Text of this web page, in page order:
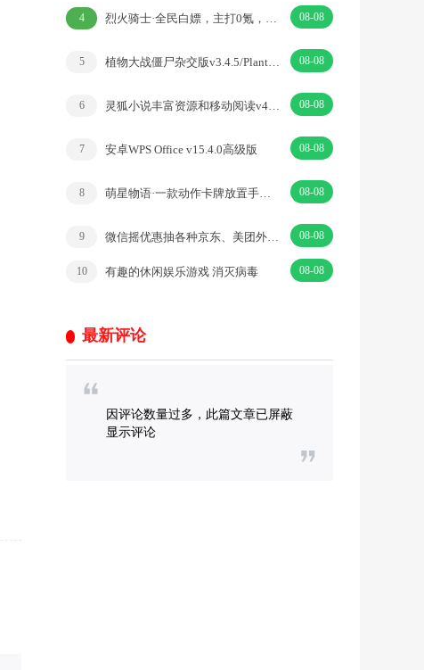
4 烈火骑士·全民白嫖，主打0氪，装备保值·|仙侠·挂机·RPG 08-08
5 植物大战僵尸杂交版v3.4.5/Plants vsZombies 08-08
6 灵狐小说丰富资源和移动阅读v4.0.0纯净版 08-08
7 安卓WPS Office v15.4.0高级版 08-08
8 萌星物语·一款动作卡牌放置手游·|卡牌·魔幻 08-08
9 微信摇优惠抽各种京东、美团外卖券 亲测中15元无门槛外卖券 08-08
10 有趣的休闲娱乐游戏 消灭病毒 08-08
最新评论
因评论数量过多，此篇文章已屏蔽
显示评论